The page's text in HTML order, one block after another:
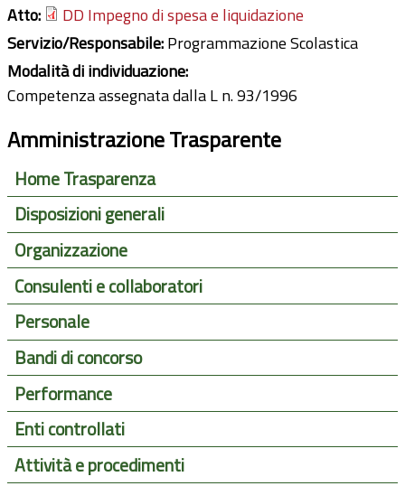
Atto:
DD Impegno di spesa e liquidazione
Servizio/Responsabile:Programmazione Scolastica
Modalità di individuazione:
Competenza assegnata dalla L n. 93/1996
Amministrazione Trasparente
Home Trasparenza
Disposizioni generali
Organizzazione
Consulenti e collaboratori
Personale
Bandi di concorso
Performance
Enti controllati
Attività e procedimenti